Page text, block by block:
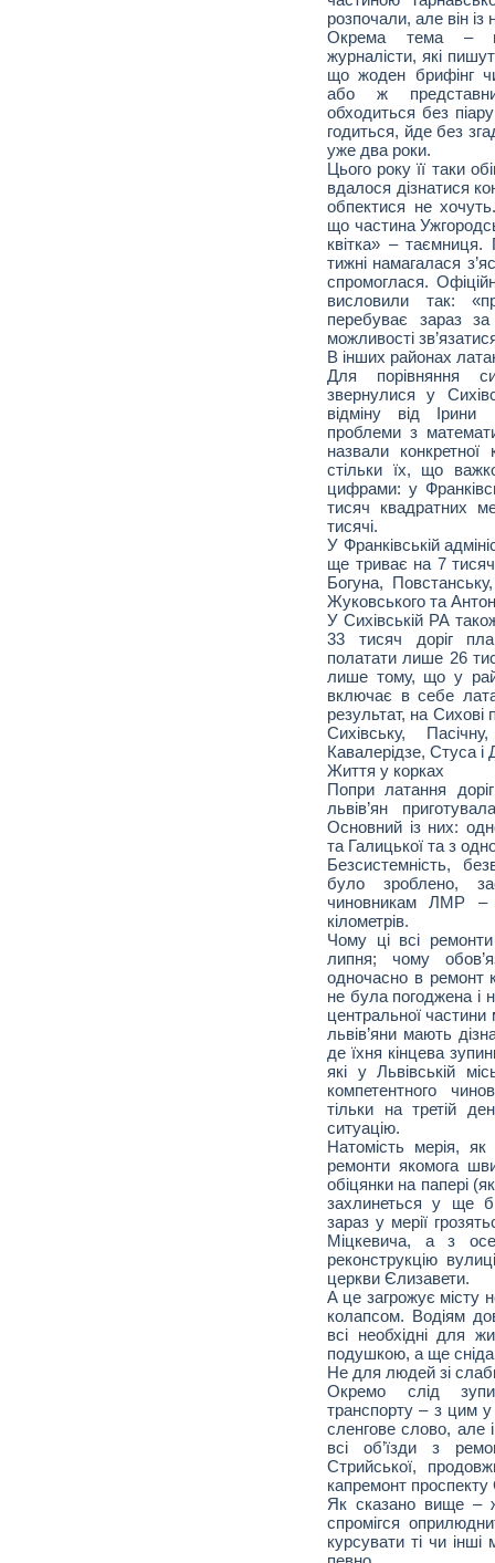
розпочали, але він
Окрема тема –
журналісти, які
що жоден брифінг
або ж
обходиться без
годиться, йде без
уже два роки.
Цього року її таки
вдалося дізнатися
обпектися не
що частина
квітка» – таємниця.
тижні намагалася
спромоглася.
висловили так:
перебуває зараз
можливості
В інших районах
Для порівняння
звернулися у
відміну від
проблеми з
назвали конкретної
стільки їх, що
цифрами: у
тисяч квадратних
тисячі.
У Франківській
ще триває на 7
Богуна,
Жуковського та
У Сихівській РА
33 тисяч доріг
полатати лише 26
лише тому, що у
включає в себе
результат, на
Сихівську,
Кавалерідзе, Стуса і
Життя у корках
Попри латання
львів’ян
Основний із них:
та Галицької та з
Безсистемність,
було зроблено,
чиновникам ЛМР –
кілометрів.
Чому ці всі ремонти
липня; чому
одночасно в ремонт
не була погоджена і
центральної частини
львів’яни мають
де їхня кінцева
які у Львівській
компетентного
тільки на третій
ситуацію.
Натомість мерія,
ремонти якомога
обіцянки на папері
захлинеться у ще
зараз у мерії
Міцкевича, а з
реконструкцію
церкви Єлизавети.
А це загрожує місту
колапсом. Водіям
всі необхідні для
подушкою, а ще
Не для людей зі
Окремо слід
транспорту – з цим
сленгове слово, але
всі об’їзди з
Стрийської,
капремонт
Як сказано вище –
спромігся
курсувати ті чи